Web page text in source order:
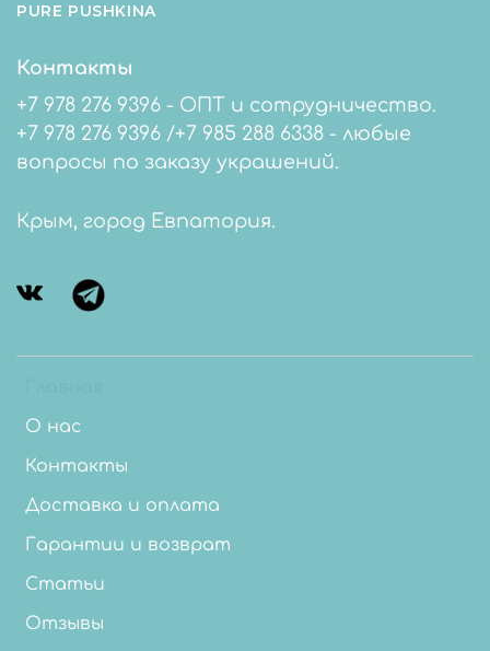
PURE PUSHKINA
О нас
Контакты
Доставка и оплата
Гарантии и возврат
Статьи
Отзывы
Контакты
+7 978 276 9396 - ОПТ и сотрудничество.
+7 978 276 9396 /+7 985 288 6338 - любые
вопросы по заказу украшений.
Крым, город Евпатория.